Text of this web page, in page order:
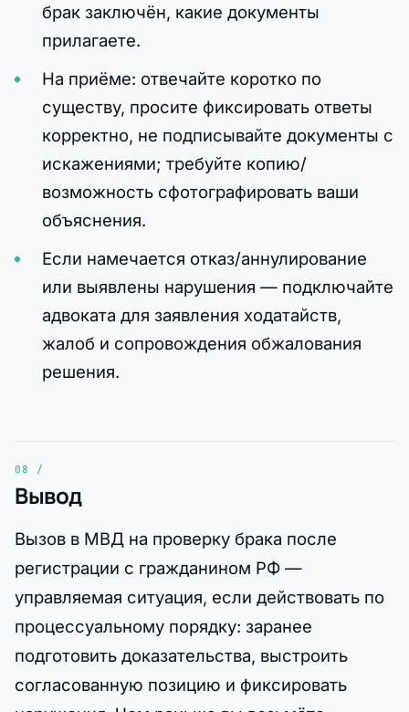
брак заключён, какие документы
прилагаете.
На приёме: отвечайте коротко по
существу, просите фиксировать ответы
корректно, не подписывайте документы с
искажениями; требуйте копию/
возможность сфотографировать ваши
объяснения.
Если намечается отказ/аннулирование
или выявлены нарушения — подключайте
адвоката для заявления ходатайств,
жалоб и сопровождения обжалования
решения.
Вывод
Вызов в МВД на проверку брака после
регистрации с гражданином РФ —
управляемая ситуация, если действовать по
процессуальному порядку: заранее
подготовить доказательства, выстроить
согласованную позицию и фиксировать